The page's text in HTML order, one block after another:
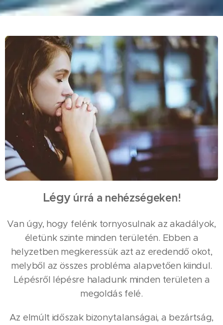
Légy úrrá a nehézségeken!
Van úgy, hogy felénk tornyosulnak az akadályok,
életünk szinte minden területén. Ebben a
helyzetben megkeressük azt az eredendő okot,
melyből az összes probléma alapvetően kiindul.
Lépésről lépésre haladunk minden területen a
megoldás felé.
Az elmúlt időszak bizonytalanságai, a bezártság,